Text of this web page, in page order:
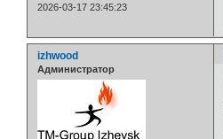
2026-03-17 23:45:23
izhwood
Администратор